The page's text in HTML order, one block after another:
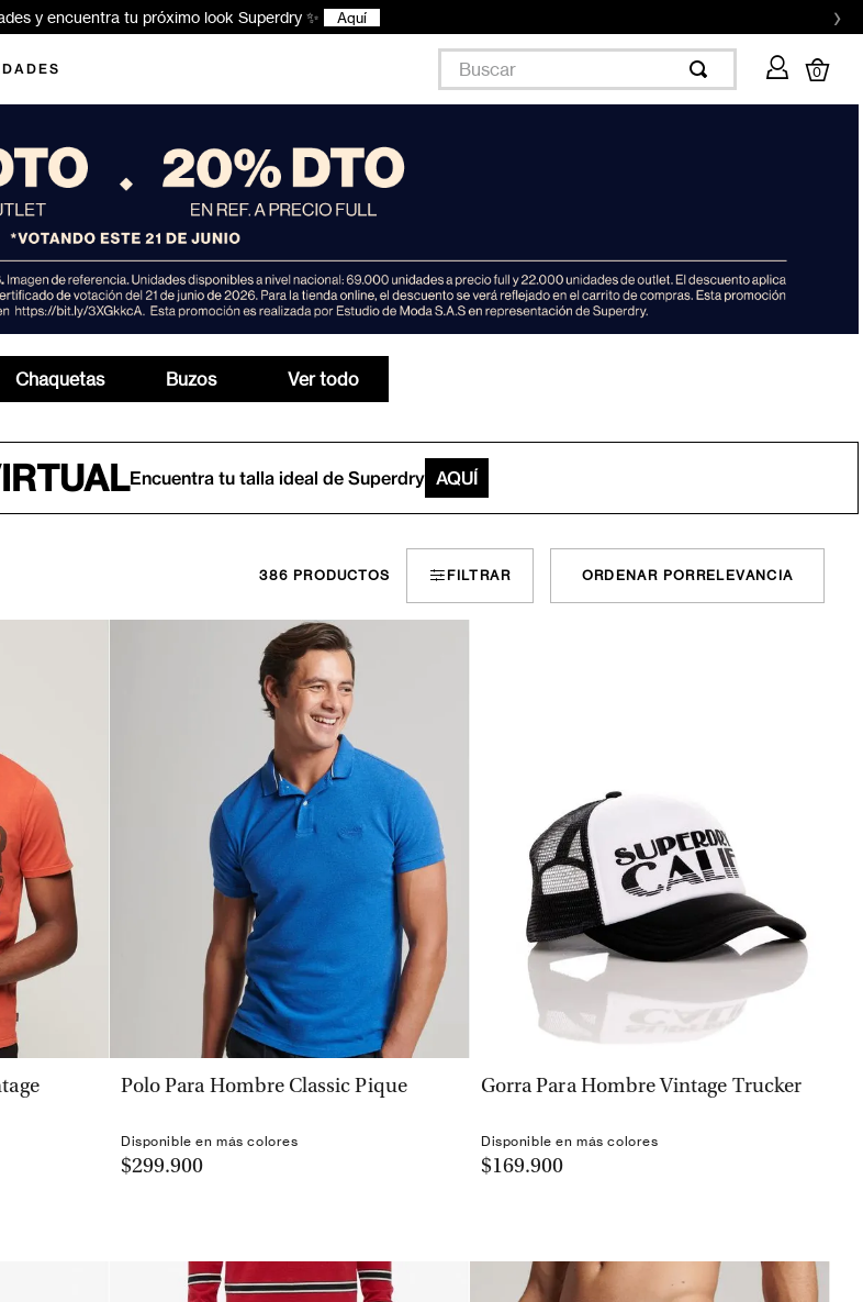
y encuentra tu próximo look Superdry ✨ Aquí ›
Buscar
0
Chaquetas Buzos Ver todo
Encuentra tu talla ideal de Superdry AQUÍ
386 PRODUCTOS FILTRAR ORDENAR PORRELEVANCIA
VISTA RÁPIDA
Polo Para Hombre Classic Pique
Disponible en más colores
$299.900
VISTA RÁPIDA
Gorra Para Hombre Vintage Trucker
Disponible en más colores
$169.900